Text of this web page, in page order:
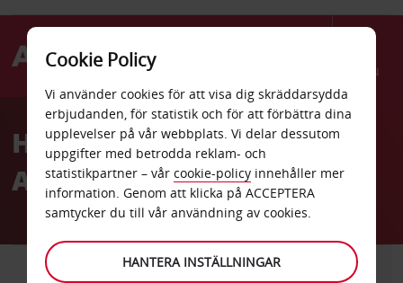
Menu
AvisHyrbil Ninoy
Aquino flygplatsterminal
SKÅPBIL
Cookie Policy
Vi använder cookies för att visa dig skräddarsydda
erbjudanden, för statistik och för att förbättra dina
upplevelser på vår webbplats. Vi delar dessutom
uppgifter med betrodda reklam- och
statistikpartner – vår cookie-policy innehåller mer
information. Genom att klicka på ACCEPTERA
samtycker du till vår användning av cookies.
HANTERA INSTÄLLNINGAR